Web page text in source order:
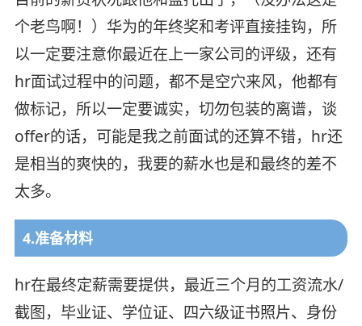
个老鸟啊！）华为的年终奖和考评直接挂钩，所
以一定要注意你最近在上一家公司的评级，还有
hr面试过程中的问题，都不是空穴来风，他都有
做标记，所以一定要诚实，切勿包装的离谱，谈
offer的话，可能是我之前面试的还算不错，hr还
是相当的爽快的，我要的薪水也是和最终的差不
太多。
4.准备材料
hr在最终定薪需要提供，最近三个月的工资流水/
截图，毕业证、学位证、四六级证书照片、身份